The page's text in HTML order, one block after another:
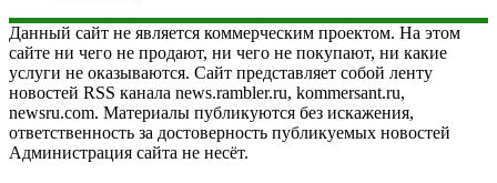
Данный сайт не является коммерческим проектом. На этом
сайте ни чего не продают, ни чего не покупают, ни какие
услуги не оказываются. Сайт представляет собой ленту
новостей RSS канала news.rambler.ru, kommersant.ru,
newsru.com. Материалы публикуются без искажения,
ответственность за достоверность публикуемых новостей
Администрация сайта не несёт.